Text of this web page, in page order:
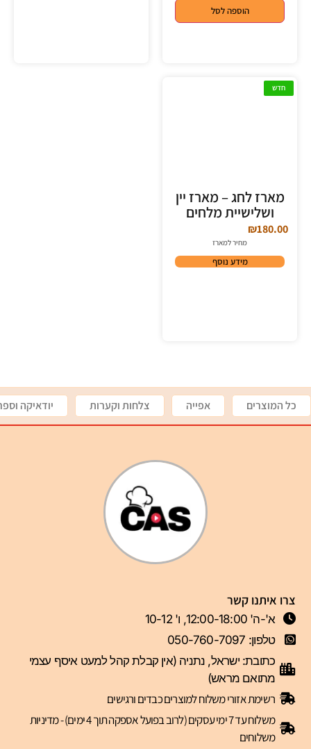
הוספה לסל
חדש
מארז לחג – מארז יין
ושלישיית מלחים
₪180.00
מחיר למארז
מידע נוסף
כל המוצרים אפייה צלחות וקערות יודאיקה
צרו איתנו קשר
א'-ה' 12:00-18:00, ו' 10-12
טלפון: 050-760-7097
כתובת: ישראל, נתניה (אין קבלת קהל למעט איסף עצמי
מתואם מראש)
רשימת אזורי משלוח למוצרים כבדים ורגישים
משלוח עד 7 ימי עסקים (לרוב בפועל אספקה תוך 4 ימים) - מדיניות
משלוחים